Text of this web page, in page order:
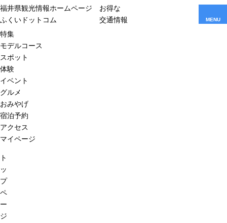
福井県観光情報ホームページ
ふくいドットコム
お得な
交通情報
MENU
特集
モデルコース
スポット
体験
イベント
グルメ
おみやげ
宿泊予約
アクセス
マイページ
ト
ッ
プ
ペ
ー
ジ